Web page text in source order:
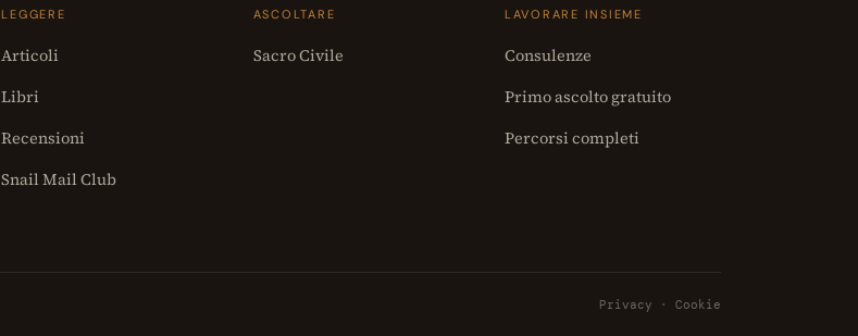
LEGGERE
Articoli
Libri
Recensioni
Snail Mail Club
ASCOLTARE
Sacro Civile
LAVORARE INSIEME
Consulenze
Primo ascolto gratuito
Percorsi completi
Privacy · Cookie